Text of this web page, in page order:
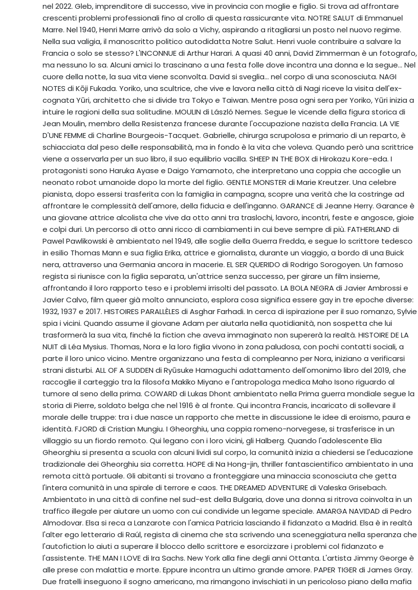
nel 2022. Gleb, imprenditore di successo, vive in provincia con moglie e figlio. Si trova ad affrontare
crescenti problemi professionali fino al crollo di questa rassicurante vita. NOTRE SALUT di Emmanuel
Marre. Nel 1940, Henri Marre arrivò da solo a Vichy, aspirando a ritagliarsi un posto nel nuovo regime.
Nella sua valigia, il manoscritto politico autodidatta Notre Salut. Henri vuole contribuire a salvare la
Francia o solo se stesso? L'INCONNUE di Arthur Harari. A quasi 40 anni, David Zimmerman è un fotografo,
ma nessuno lo sa. Alcuni amici lo trascinano a una festa folle dove incontra una donna e la segue... Nel
cuore della notte, la sua vita viene sconvolta. David si sveglia... nel corpo di una sconosciuta. NAGI
NOTES di Kōji Fukada. Yoriko, una scultrice, che vive e lavora nella città di Nagi riceve la visita dell'ex-
cognata Yūri, architetto che si divide tra Tokyo e Taiwan. Mentre posa ogni sera per Yoriko, Yūri inizia a
intuire le ragioni della sua solitudine. MOULIN di László Nemes. Segue le vicende della figura storica di
Jean Moulin, membro della Resistenza francese durante l'occupazione nazista della Francia. LA VIE
D'UNE FEMME di Charline Bourgeois-Tacquet. Gabrielle, chirurga scrupolosa e primario di un reparto, è
schiacciata dal peso delle responsabilità, ma in fondo è la vita che voleva. Quando però una scrittrice
viene a osservarla per un suo libro, il suo equilibrio vacilla. SHEEP IN THE BOX di Hirokazu Kore-eda. I
protagonisti sono Haruka Ayase e Daigo Yamamoto, che interpretano una coppia che accoglie un
neonato robot umanoide dopo la morte del figlio. GENTLE MONSTER di Marie Kreutzer. Una celebre
pianista, dopo essersi trasferita con la famiglia in campagna, scopre una verità che la costringe ad
affrontare le complessità dell'amore, della fiducia e dell'inganno. GARANCE di Jeanne Herry. Garance è
una giovane attrice alcolista che vive da otto anni tra traslochi, lavoro, incontri, feste e angosce, gioie
e colpi duri. Un percorso di otto anni ricco di cambiamenti in cui beve sempre di più. FATHERLAND di
Pawel Pawlikowski è ambientato nel 1949, alle soglie della Guerra Fredda, e segue lo scrittore tedesco
in esilio Thomas Mann e sua figlia Erika, attrice e giornalista, durante un viaggio, a bordo di una Buick
nera, attraverso una Germania ancora in macerie. EL SER QUERIDO di Rodrigo Sorogoyen. Un famoso
regista si riunisce con la figlia separata, un'attrice senza successo, per girare un film insieme,
affrontando il loro rapporto teso e i problemi irrisolti del passato. LA BOLA NEGRA di Javier Ambrossi e
Javier Calvo, film queer già molto annunciato, esplora cosa significa essere gay in tre epoche diverse:
1932, 1937 e 2017. HISTOIRES PARALLÈLES di Asghar Farhadi. In cerca di ispirazione per il suo romanzo, Sylvie
spia i vicini. Quando assume il giovane Adam per aiutarla nella quotidianità, non sospetta che lui
trasformerà la sua vita, finché la fiction che aveva immaginato non supererà la realtà. HISTOIRE DE LA
NUIT di Léa Mysius. Thomas, Nora e la loro figlia vivono in zona paludosa, con pochi contatti sociali, a
parte il loro unico vicino. Mentre organizzano una festa di compleanno per Nora, iniziano a verificarsi
strani disturbi. ALL OF A SUDDEN di Ryūsuke Hamaguchi adattamento dell'omonimo libro del 2019, che
raccoglie il carteggio tra la filosofa Makiko Miyano e l'antropologa medica Maho Isono riguardo al
tumore al seno della prima. COWARD di Lukas Dhont ambientato nella Prima guerra mondiale segue la
storia di Pierre, soldato belga che nel 1916 è al fronte. Qui incontra Francis, incaricato di sollevare il
morale delle truppe: tra i due nasce un rapporto che mette in discussione le idee di eroismo, paura e
identità. FJORD di Cristian Mungiu. I Gheorghiu, una coppia romeno-norvegese, si trasferisce in un
villaggio su un fiordo remoto. Qui legano con i loro vicini, gli Halberg. Quando l'adolescente Elia
Gheorghiu si presenta a scuola con alcuni lividi sul corpo, la comunità inizia a chiedersi se l'educazione
tradizionale dei Gheorghiu sia corretta. HOPE di Na Hong-jin, thriller fantascientifico ambientato in una
remota città portuale. Gli abitanti si trovano a fronteggiare una minaccia sconosciuta che getta
l'intera comunità in una spirale di terrore e caos. THE DREAMED ADVENTURE di Valeska Grisebach.
Ambientato in una città di confine nel sud-est della Bulgaria, dove una donna si ritrova coinvolta in un
traffico illegale per aiutare un uomo con cui condivide un legame speciale. AMARGA NAVIDAD di Pedro
Almodovar. Elsa si reca a Lanzarote con l'amica Patricia lasciando il fidanzato a Madrid. Elsa è in realtà
l'alter ego letterario di Raúl, regista di cinema che sta scrivendo una sceneggiatura nella speranza che
l'autofiction lo aiuti a superare il blocco dello scrittore e esorcizzare i problemi col fidanzato e
l'assistente. THE MAN I LOVE di Ira Sachs. New York alla fine degli anni Ottanta. L'artista Jimmy George è
alle prese con malattia e morte. Eppure incontra un ultimo grande amore. PAPER TIGER di James Gray.
Due fratelli inseguono il sogno americano, ma rimangono invischiati in un pericoloso piano della mafia